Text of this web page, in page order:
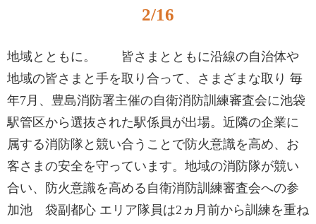
2/16
地域とともに。 皆さまとともに沿線の自治体や
地域の皆さまと手を取り合って、さまざまな取り 毎
年7月、豊島消防署主催の自衛消防訓練審査会に池袋
駅管区から選抜された駅係員が出場。近隣の企業に
属する消防隊と競い合うことで防火意識を高め、お
客さまの安全を守っています。地域の消防隊が競い
合い、防火意識を高める自衛消防訓練審査会への参
加池 袋副都心 エリア隊員は2ヵ月前から訓練を重ね